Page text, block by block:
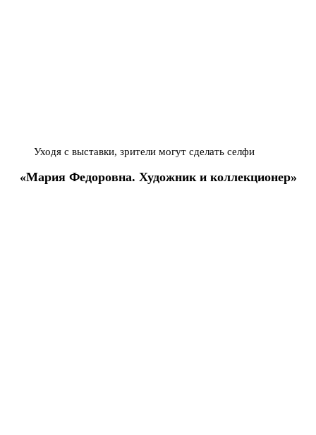
Уходя с выставки, зрители могут сделать селфи
«Мария Федоровна. Художник и коллекционер»